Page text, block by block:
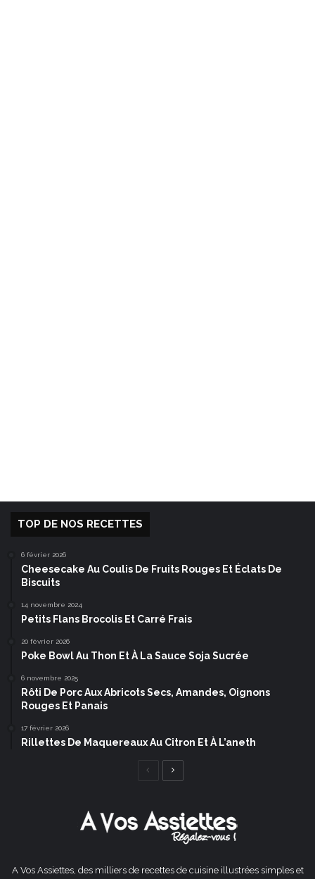
TOP DE NOS RECETTES
6 février 2026
Cheesecake Au Coulis De Fruits Rouges Et Éclats De
Biscuits
14 novembre 2024
Petits Flans Brocolis Et Carré Frais
20 février 2026
Poke Bowl Au Thon Et À La Sauce Soja Sucrée
6 novembre 2025
Rôti De Porc Aux Abricots Secs, Amandes, Oignons
Rouges Et Panais
17 février 2026
Rillettes De Maquereaux Au Citron Et À L’aneth
Page
A Vos Assiettes, des milliers de recettes de cuisine illustrées simples et